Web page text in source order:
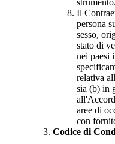
strumento.
Il
persona
sesso,
stato di
nei paesi
relativa
sia (b) in
aree di
con
Codice di